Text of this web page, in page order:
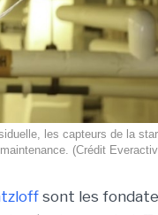
les capteurs de la
(Crédit
sont les